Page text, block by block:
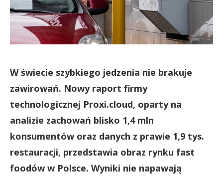
W świecie szybkiego jedzenia nie brakuje
zawirowań. Nowy raport firmy
technologicznej Proxi.cloud, oparty na
analizie zachowań blisko 1,4 mln
konsumentów oraz danych z prawie 1,9 tys.
restauracji, przedstawia obraz rynku fast
foodów w Polsce. Wyniki nie napawają